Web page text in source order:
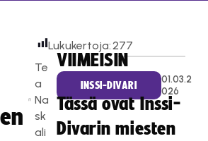
Te
a
Na
sk
ali
Lukukertoja:277
VIIMEISIN
INSSI-DIVARI
01.03.2
026
Tässä ovat Inssi-
Divarin miesten